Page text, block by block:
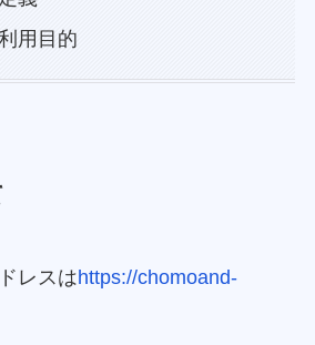
用目的
レスはhttps://chomoand-